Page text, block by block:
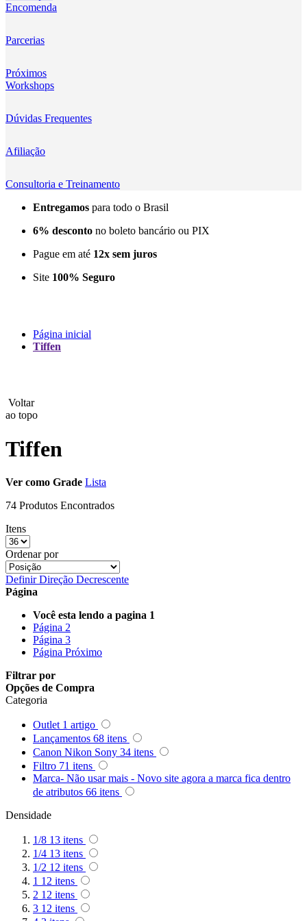
Kingma
Lensmingle
LiRen
Litepanels
LoveFoto
LowePro
Lumitecfoto
MAMEN
NingBo Bolun
Photo Facility
Queenie
Quenox
Ripoint
Sekonic
Selens
Shimbol
Sokani
Somita
Summer
Encomenda
Parcerias
Próximos
Workshops
Dúvidas Frequentes
Afiliação
Consultoria e Treinamento
Entregamos para todo o Brasil
6% desconto no boleto bancário ou PIX
Pague em até 12x sem juros
Site 100% Seguro
Página inicial
Tiffen
Voltar
ao topo
Tiffen
Ver como Grade Lista
74 Produtos Encontrados
Itens
Ordenar por
Definir Direção Decrescente
Página
Você esta lendo a pagina 1
Página 2
Página 3
Página Próximo
Filtrar por
Opções de Compra
Categoria
Outlet 1 artigo
Lançamentos 68 itens
Canon Nikon Sony 34 itens
Filtro 71 itens
Marca- Não usar mais - Novo site agora a marca fica dentro
de atributos 66 itens
Densidade
1/8 13 itens
1/4 13 itens
1/2 12 itens
1 12 itens
2 12 itens
3 12 itens